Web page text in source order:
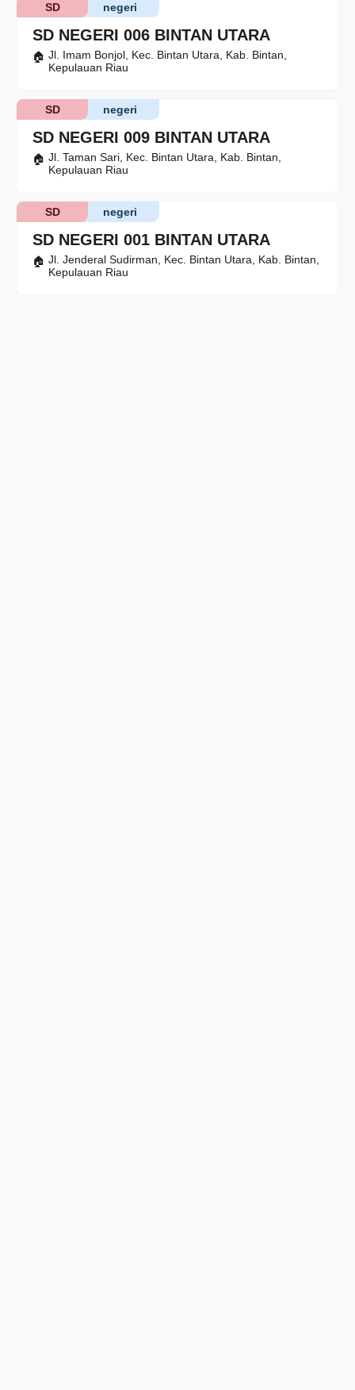
SD NEGERI 006 BINTAN UTARA
negeri
SD
Jl. Imam Bonjol, Kec. Bintan Utara, Kab. Bintan,
Kepulauan Riau
SD NEGERI 009 BINTAN UTARA
negeri
SD
Jl. Taman Sari, Kec. Bintan Utara, Kab. Bintan,
Kepulauan Riau
SD NEGERI 001 BINTAN UTARA
negeri
SD
Jl. Jenderal Sudirman, Kec. Bintan Utara, Kab. Bintan,
Kepulauan Riau